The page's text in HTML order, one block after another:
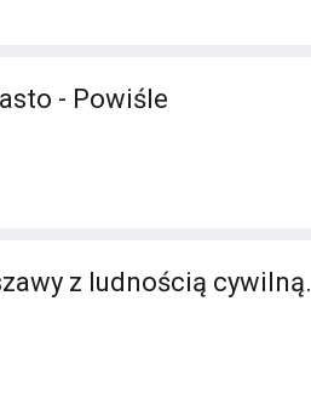
- Powiśle
z ludnością cywilną.